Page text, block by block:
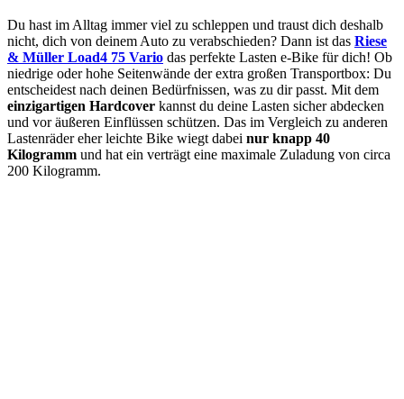
Du hast im Alltag immer viel zu schleppen und traust dich deshalb
nicht, dich von deinem Auto zu verabschieden? Dann ist das Riese
& Müller Load4 75 Vario das perfekte Lasten e-Bike für dich! Ob
niedrige oder hohe Seitenwände der extra großen Transportbox: Du
entscheidest nach deinen Bedürfnissen, was zu dir passt. Mit dem
einzigartigen Hardcover kannst du deine Lasten sicher abdecken
und vor äußeren Einflüssen schützen. Das im Vergleich zu anderen
Lastenräder eher leichte Bike wiegt dabei nur knapp 40
Kilogramm und hat ein verträgt eine maximale Zuladung von circa
200 Kilogramm.